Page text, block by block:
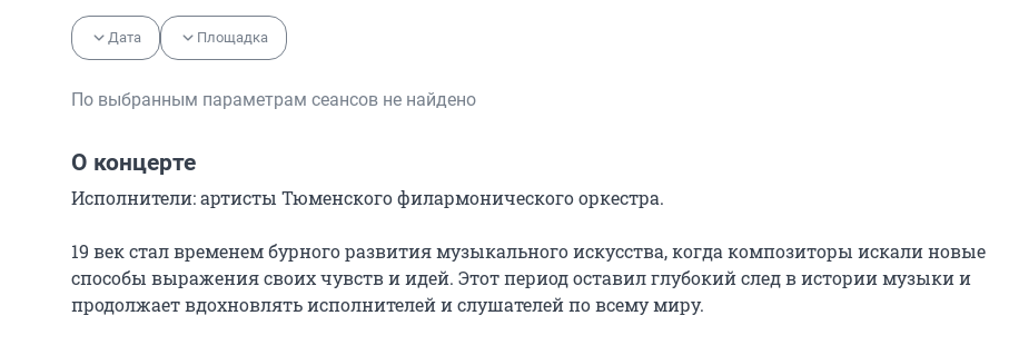
Дата Площадка
По выбранным параметрам сеансов не найдено
О концерте
Исполнители: артисты Тюменского филармонического оркестра.
19 век стал временем бурного развития музыкального искусства, когда композиторы искали новые
способы выражения своих чувств и идей. Этот период оставил глубокий след в истории музыки и
продолжает вдохновлять исполнителей и слушателей по всему миру.